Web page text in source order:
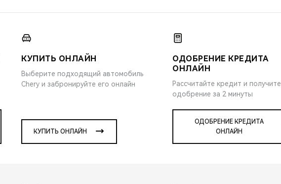
КУПИТЬ ОНЛАЙН
Выберите подходящий автомобиль
Chery и забронируйте его онлайн
КУПИТЬ ОНЛАЙН
ОДОБРЕНИЕ КРЕДИТА
ОНЛАЙН
Рассчитайте кредит и получите
одобрение за 2 минуты
ОДОБРЕНИЕ КРЕДИТА
ОНЛАЙН